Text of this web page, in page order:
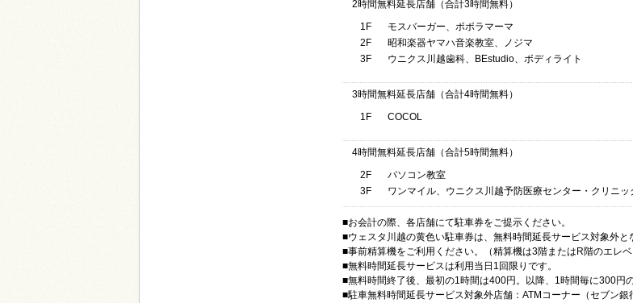
2時間無料延長店舗（合計3時間無料）
1F
モスバーガー、ポポラマーマ
2F
昭和楽器ヤマハ音楽教室、ノジマ
3F
ウニクス川越歯科、BEstudio、ボディライト
3時間無料延長店舗（合計4時間無料）
1F
COCOL
4時間無料延長店舗（合計5時間無料）
2F
パソコン教室
3F
ワンマイル、ウニクス川越予防医療センター・クリニ
■お会計の際、各店舗にて駐車券をご提示ください。
■ウェスタ川越の黄色い駐車券は、無料時間延長サービス対象外と
■事前精算機をご利用ください。（精算機は3階またはR階のエレベ
■無料時間延長サービスは利用当日1回限りです。
■無料時間終了後、最初の1時間は400円。以降、1時間毎に300円
■駐車無料時間延長サービス対象外店舗：ATMコーナー（セブン銀